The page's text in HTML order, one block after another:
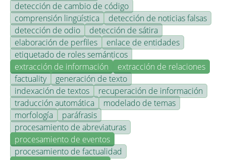
detección de cambio de código
comprensión lingüística
detección de noticias falsas
detección de odio
detección de sátira
elaboración de perfiles
enlace de entidades
etiquetado de roles semánticos
extracción de información
extracción de relaciones
factuality
generación de texto
indexación de textos
recuperación de información
traducción automática
modelado de temas
morfología
paráfrasis
procesamiento de abreviaturas
procesamiento de eventos
procesamiento de factualidad